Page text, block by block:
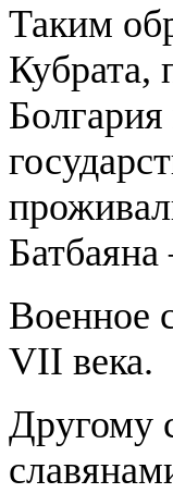
Таким
Кубрата,
Военное
VII века.
Другому